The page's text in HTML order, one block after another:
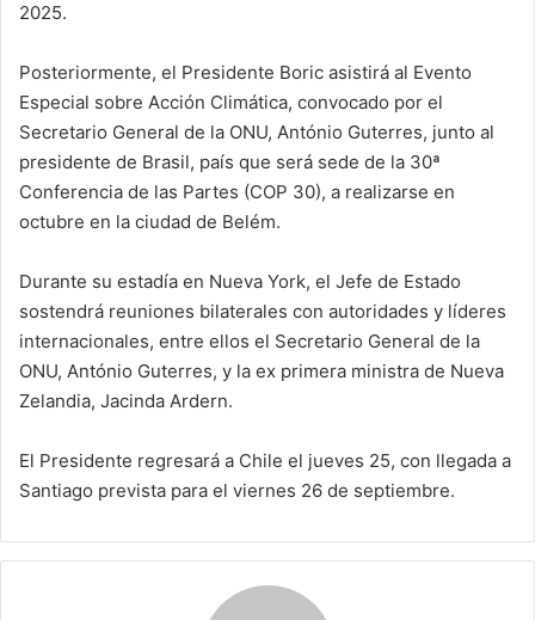
2025.
Posteriormente, el Presidente Boric asistirá al Evento
Especial sobre Acción Climática, convocado por el
Secretario General de la ONU, António Guterres, junto al
presidente de Brasil, país que será sede de la 30ª
Conferencia de las Partes (COP 30), a realizarse en
octubre en la ciudad de Belém.
Durante su estadía en Nueva York, el Jefe de Estado
sostendrá reuniones bilaterales con autoridades y líderes
internacionales, entre ellos el Secretario General de la
ONU, António Guterres, y la ex primera ministra de Nueva
Zelandia, Jacinda Ardern.
El Presidente regresará a Chile el jueves 25, con llegada a
Santiago prevista para el viernes 26 de septiembre.